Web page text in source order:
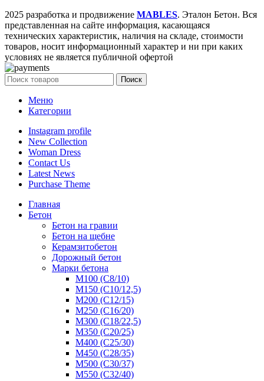
2025 разработка и продвижение MABLES. Эталон Бетон. Вся
представленная на сайте информация, касающаяся
технических характеристик, наличия на складе, стоимости
товаров, носит информационный характер и ни при каких
условиях не является публичной офертой
Поиск
Меню
Категории
Instagram profile
New Collection
Woman Dress
Contact Us
Latest News
Purchase Theme
Главная
Бетон
Бетон на гравии
Бетон на щебне
Керамзитобетон
Дорожный бетон
Марки бетона
М100 (С8/10)
М150 (С10/12,5)
М200 (С12/15)
М250 (С16/20)
М300 (С18/22,5)
М350 (С20/25)
М400 (С25/30)
М450 (С28/35)
М500 (С30/37)
М550 (С32/40)